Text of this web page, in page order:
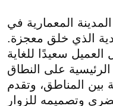
المعمارية في
الذي خلق معجزة.
على النطاق
بين المناطق، وتقدم